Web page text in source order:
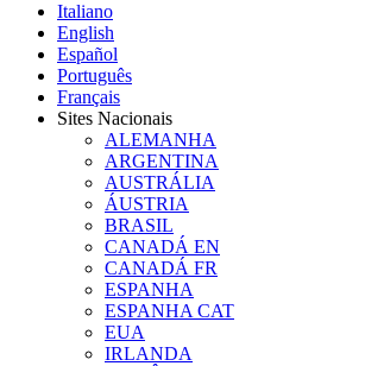
Italiano
English
Español
Português
Français
Sites Nacionais
ALEMANHA
ARGENTINA
AUSTRÁLIA
ÁUSTRIA
BRASIL
CANADÁ EN
CANADÁ FR
ESPANHA
ESPANHA CAT
EUA
IRLANDA